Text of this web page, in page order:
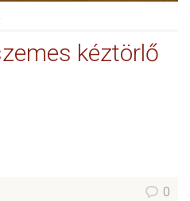
kéztörlő
0